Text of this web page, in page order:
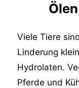
Viele Tiere
Linderung
Hydrolaten.
Pferde und